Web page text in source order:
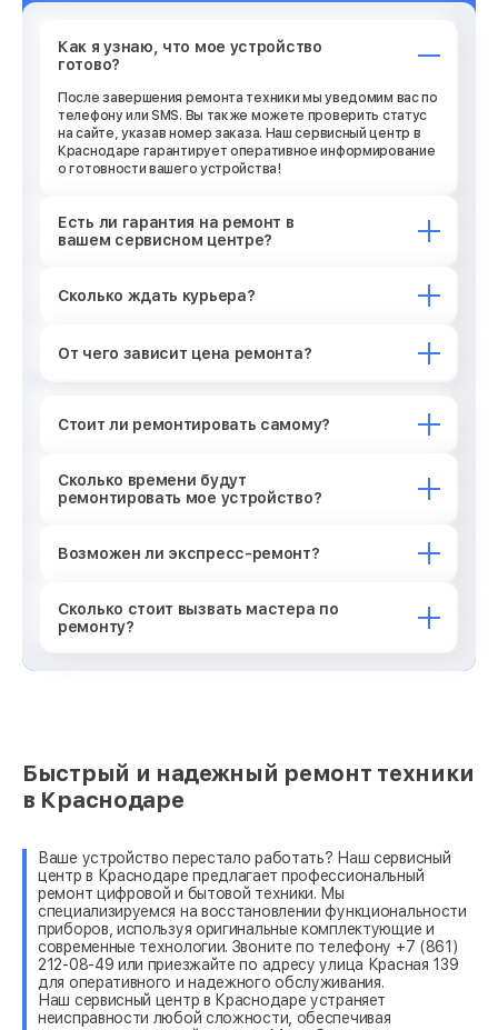
Как я узнаю, что мое устройство
готово?
После завершения ремонта техники мы уведомим вас по
телефону или SMS. Вы также можете проверить статус
на сайте, указав номер заказа. Наш сервисный центр в
Краснодаре гарантирует оперативное информирование
о готовности вашего устройства!
Есть ли гарантия на ремонт в
вашем сервисном центре?
Сколько ждать курьера?
От чего зависит цена ремонта?
Стоит ли ремонтировать самому?
Сколько времени будут
ремонтировать мое устройство?
Возможен ли экспресс-ремонт?
Сколько стоит вызвать мастера по
ремонту?
Быстрый и надежный ремонт техники
в Краснодаре
Ваше устройство перестало работать? Наш сервисный
центр в Краснодаре предлагает профессиональный
ремонт цифровой и бытовой техники. Мы
специализируемся на восстановлении функциональности
приборов, используя оригинальные комплектующие и
современные технологии. Звоните по телефону +7 (861)
212-08-49 или приезжайте по адресу улица Красная 139
для оперативного и надежного обслуживания.
Наш сервисный центр в Краснодаре устраняет
неисправности любой сложности, обеспечивая